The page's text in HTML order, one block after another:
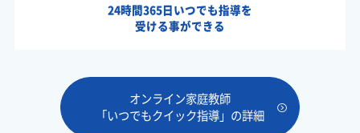
24時間365日いつでも指導を
受ける事ができる
オンライン家庭教師
「いつでもクイック指導」の詳細